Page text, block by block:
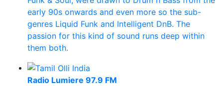
early 90s onwards and even more so the sub-
genres Liquid Funk and Intelligent DnB. The
passion for this kind of sound runs deep within
them both.
Radio Lumiere 97.9 FM